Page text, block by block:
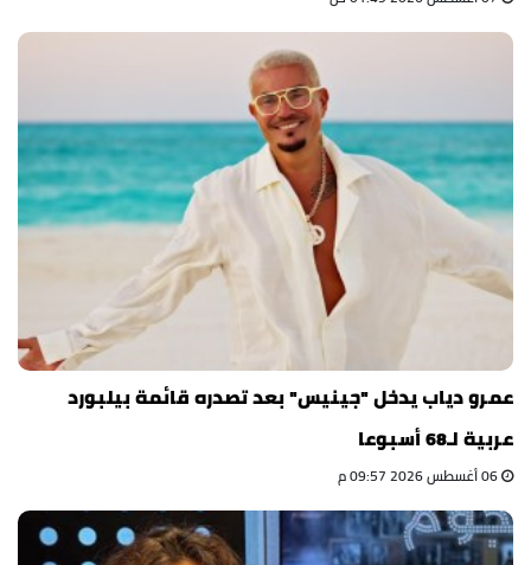
عمرو دياب يدخل "جينيس" بعد تصدره قائمة بيلبورد
عربية لـ68 أسبوعا